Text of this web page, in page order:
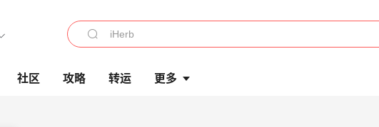
社区 攻略 转运 更多